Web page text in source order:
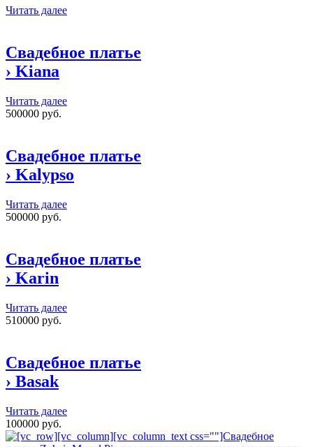
Читать далее
Свадебное платье
› Kiana
Читать далее
500000 руб.
Свадебное платье
› Kalypso
Читать далее
500000 руб.
Свадебное платье
› Karin
Читать далее
510000 руб.
Свадебное платье
› Basak
Читать далее
100000 руб.